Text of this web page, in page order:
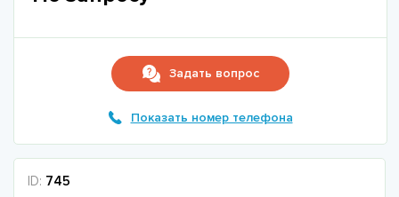
Задать вопрос
Показать номер телефона
ID: 745